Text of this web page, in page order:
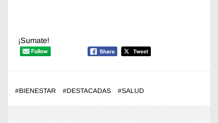
¡Sumate!
#BIENESTAR #DESTACADAS #SALUD